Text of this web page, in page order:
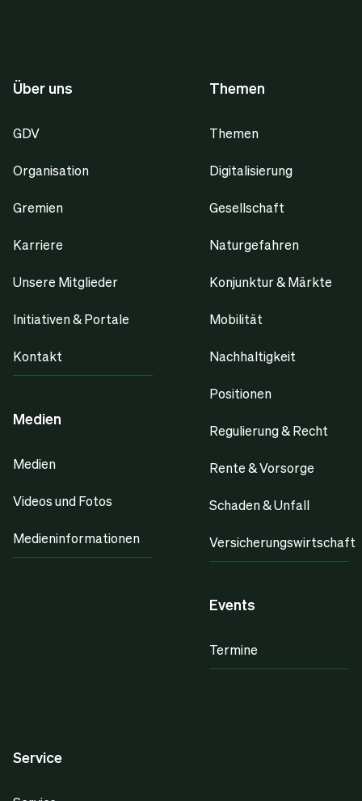
Über uns
GDV
Organisation
Gremien
Karriere
Unsere Mitglieder
Initiativen & Portale
Kontakt
Medien
Medien
Videos und Fotos
Medieninformationen
Themen
Themen
Digitalisierung
Gesellschaft
Naturgefahren
Konjunktur & Märkte
Mobilität
Nachhaltigkeit
Positionen
Regulierung & Recht
Rente & Vorsorge
Schaden & Unfall
Versicherungswirtschaft
Events
Termine
Service